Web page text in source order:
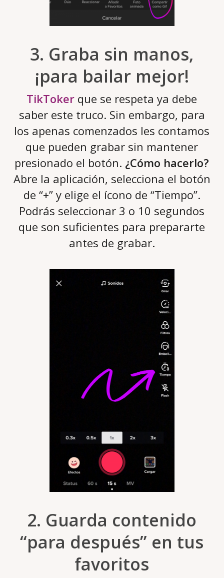
3. Graba sin manos,
¡para bailar mejor!
TikToker que se respeta ya debe
saber este truco. Sin embargo, para
los apenas comenzados les contamos
que pueden grabar sin mantener
presionado el botón. ¿Cómo hacerlo?
Abre la aplicación, selecciona el botón
de “+” y elige el ícono de “Tiempo”.
Podrás seleccionar 3 o 10 segundos
que son suficientes para prepararte
antes de grabar.
2. Guarda contenido
“para después” en tus
favoritos